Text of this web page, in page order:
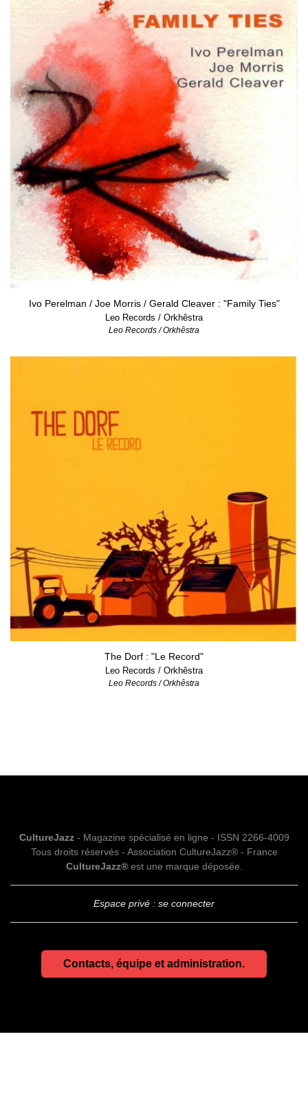
Ivo Perelman / Joe Morris / Gerald Cleaver : "Family Ties"
Leo Records / Orkhêstra
Leo Records / Orkhêstra
The Dorf : "Le Record"
Leo Records / Orkhêstra
Leo Records / Orkhêstra
CultureJazz- Magazine spécialisé en ligne - ISSN 2266-4009
Tous droits réservés - Association CultureJazz® - France
CultureJazz®est une marque déposée.
Espace privé : se connecter
Contacts, équipe et administration.